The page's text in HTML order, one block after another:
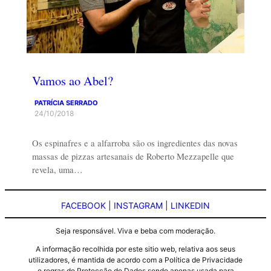
Vamos ao Abel?
PATRÍCIA SERRADO
24/10/2018
Os espinafres e a alfarroba são os ingredientes das novas
massas de pizzas artesanais de Roberto Mezzapelle que
revela, uma…
FACEBOOK INSTAGRAM LINKEDIN
Seja responsável. Viva e beba com moderação.
A informação recolhida por este sitio web, relativa aos seus
utilizadores, é mantida de acordo com a Política de Privacidade